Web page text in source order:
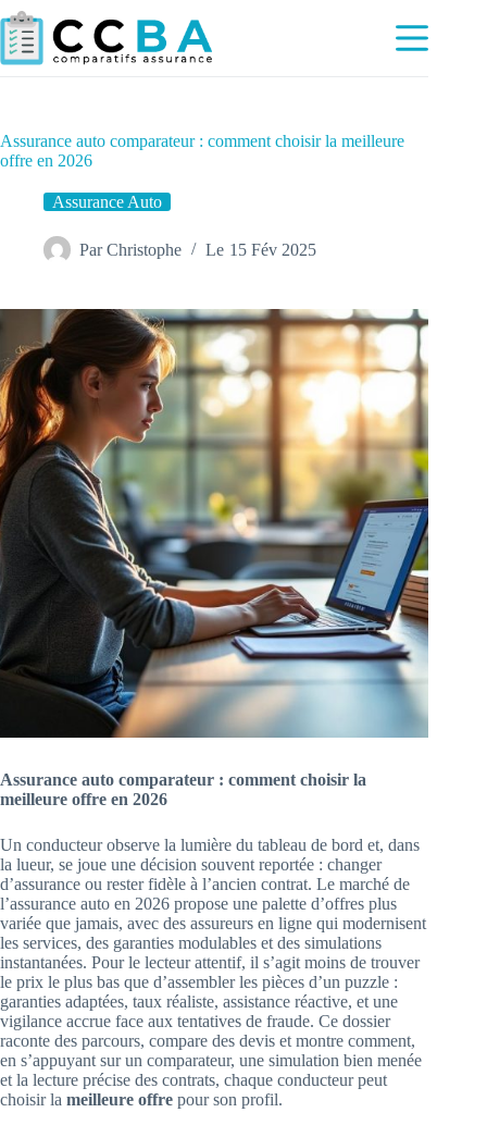
Passer
au
contenu
Assurance auto comparateur : comment choisir la meilleure
offre en 2026
Assurance Auto
Par Christophe Le 15 Fév 2025
Assurance auto comparateur : comment choisir la
meilleure offre en 2026
Un conducteur observe la lumière du tableau de bord et, dans
la lueur, se joue une décision souvent reportée : changer
d’assurance ou rester fidèle à l’ancien contrat. Le marché de
l’assurance auto en 2026 propose une palette d’offres plus
variée que jamais, avec des assureurs en ligne qui modernisent
les services, des garanties modulables et des simulations
instantanées. Pour le lecteur attentif, il s’agit moins de trouver
le prix le plus bas que d’assembler les pièces d’un puzzle :
garanties adaptées, taux réaliste, assistance réactive, et une
vigilance accrue face aux tentatives de fraude. Ce dossier
raconte des parcours, compare des devis et montre comment,
en s’appuyant sur un comparateur, une simulation bien menée
et la lecture précise des contrats, chaque conducteur peut
choisir la meilleure offre pour son profil.